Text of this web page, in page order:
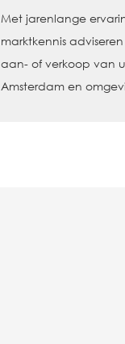
Met jarenlange
marktkennis
aan- of verkoop van
Amsterdam en